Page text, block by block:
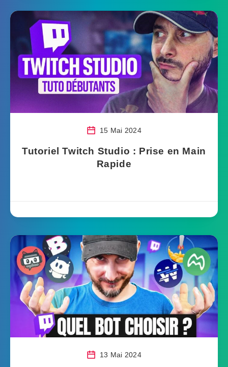
15 Mai 2024
Tutoriel Twitch Studio : Prise en Main
Rapide
13 Mai 2024